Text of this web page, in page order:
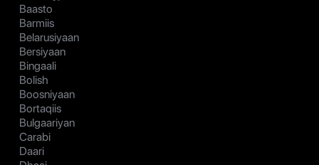
Baasto
Barmiis
Belarusiyaan
Bersiyaan
Bingaali
Bolish
Boosniyaan
Bortaqiis
Bulgaariyan
Carabi
Daari